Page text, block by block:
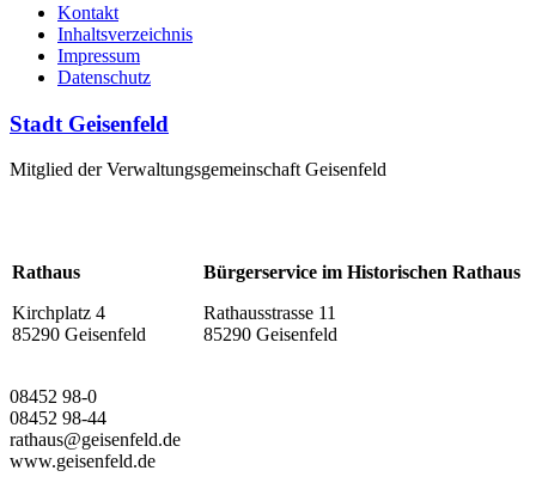
Kontakt
Inhaltsverzeichnis
Impressum
Datenschutz
Stadt Geisenfeld
Mitglied der Verwaltungsgemeinschaft Geisenfeld
Rathaus
Kirchplatz 4
85290 Geisenfeld
Bürgerservice im Historischen Rathaus
Rathausstrasse 11
85290 Geisenfeld
08452 98-0
08452 98-44
rathaus@geisenfeld.de
www.geisenfeld.de